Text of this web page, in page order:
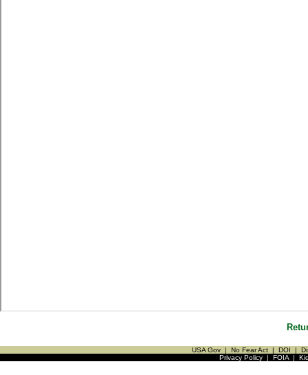
USA Gov | No Fear Act | DOI |
Privacy Policy| FOIA|